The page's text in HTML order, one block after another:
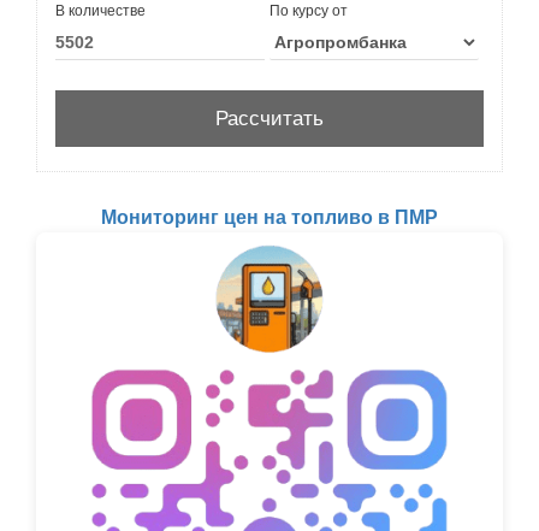
В количестве По курсу от
Мониторинг цен на топливо в ПМР